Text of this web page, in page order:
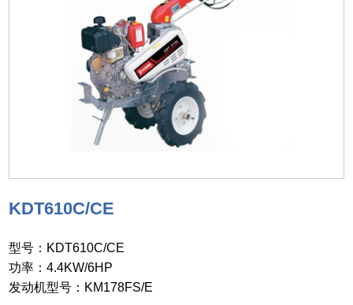
KDT610C/CE
型号：KDT610C/CE
功率：4.4KW/6HP
发动机型号：KM178FS/E